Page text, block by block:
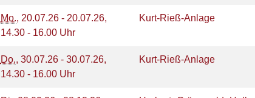
Mo., 20.07.26 - 20.07.26,
14.30 - 16.00 Uhr
Kurt-Rieß-Anlage
Do., 30.07.26 - 30.07.26,
14.30 - 16.00 Uhr
Kurt-Rieß-Anlage